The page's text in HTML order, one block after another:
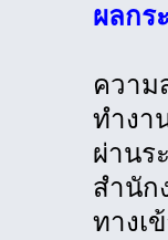
ผลกร
ความ
ทำงา
ผ่านร
สำนัก
ทางเ